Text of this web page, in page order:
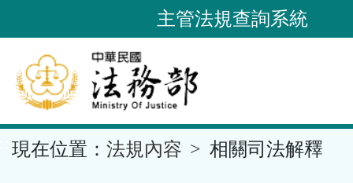
到
要
內
容
區
主管法規查詢系統
現在位置： 法規內容 相關司法解釋